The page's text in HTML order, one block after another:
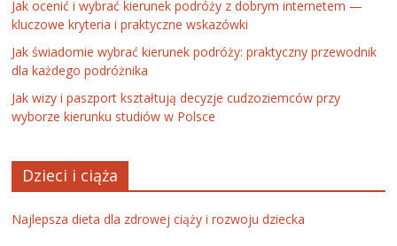
Jak ocenić i wybrać kierunek podróży z dobrym internetem —
kluczowe kryteria i praktyczne wskazówki
Jak świadomie wybrać kierunek podróży: praktyczny przewodnik
dla każdego podróżnika
Jak wizy i paszport kształtują decyzje cudzoziemców przy
wyborze kierunku studiów w Polsce
Dzieci i ciąża
Najlepsza dieta dla zdrowej ciąży i rozwoju dziecka